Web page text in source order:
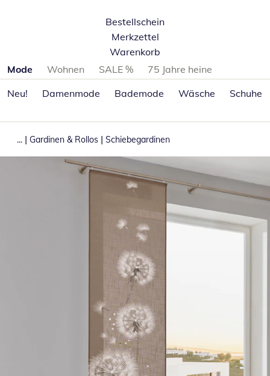
Bestellschein
Merkzettel
Warenkorb
Produktkategorien überspringen
Mode Wohnen SALE %
75 Jahre heine
Neu!
Damenmode Bademode Wäsche Schuhe
... | Gardinen & Rollos | Schiebegardinen